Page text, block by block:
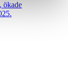
ökade